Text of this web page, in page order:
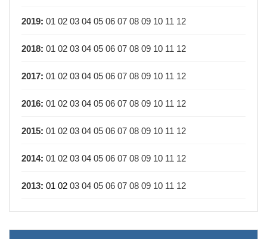
2019: 01 02 03 04 05 06 07 08 09 10 11 12
2018: 01 02 03 04 05 06 07 08 09 10 11 12
2017: 01 02 03 04 05 06 07 08 09 10 11 12
2016: 01 02 03 04 05 06 07 08 09 10 11 12
2015: 01 02 03 04 05 06 07 08 09 10 11 12
2014: 01 02 03 04 05 06 07 08 09 10 11 12
2013: 01 02 03 04 05 06 07 08 09 10 11 12